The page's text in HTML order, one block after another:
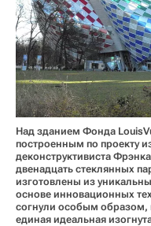
Над зданием Фонда
построенным по проекту
деконструктивиста
двенадцать стеклянных
изготовлены из
основе инновационных
согнули особым образом,
единая идеальная